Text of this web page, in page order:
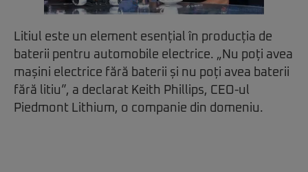
Litiul este un element esențial în producția de
baterii pentru automobile electrice. „Nu poți avea
mașini electrice fără baterii și nu poți avea baterii
fără litiu”, a declarat Keith Phillips, CEO-ul
Piedmont Lithium, o companie din domeniu.